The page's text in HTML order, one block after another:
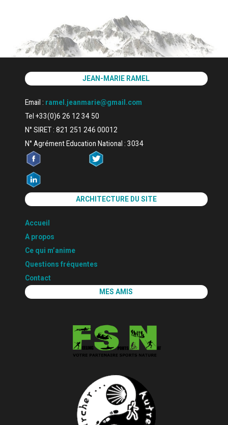
JEAN-MARIE RAMEL
Email : ramel.jeanmarie@gmail.com
Tel +33(0)6 26 12 34 50
N° SIRET : 821 251 246 00012
N° Agrément Education National : 3034
ARCHITECTURE DU SITE
Accueil
A propos
Ce qui m’anime
Questions fréquentes
Contact
MES AMIS